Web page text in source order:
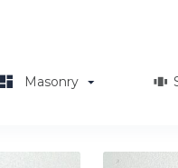
Masonry